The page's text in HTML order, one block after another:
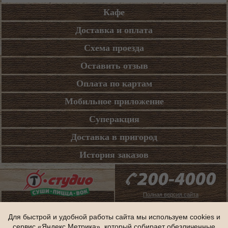
Кафе
Доставка и оплата
Схема проезда
Оставить отзыв
Оплата по картам
Мобильное приложение
Суперакция
Доставка в пригород
История заказов
Полная версия сайта
Для быстрой и удобной работы сайта мы используем cookies и